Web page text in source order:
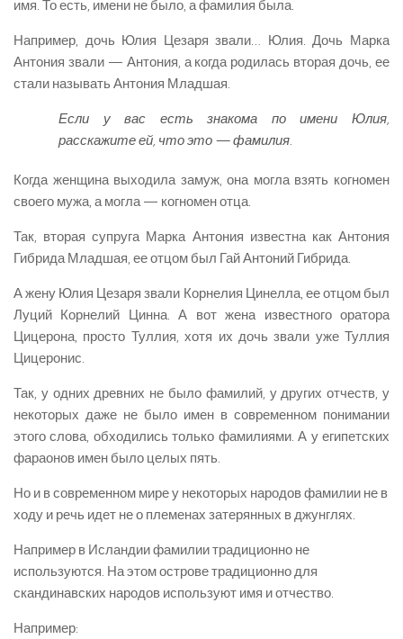
имя. То есть, имени не было, а фамилия была.
Например, дочь Юлия Цезаря звали… Юлия. Дочь Марка
Антония звали — Антония, а когда родилась вторая дочь, ее
стали называть Антония Младшая.
Если у вас есть знакома по имени Юлия,
расскажите ей, что это — фамилия.
Когда женщина выходила замуж, она могла взять когномен
своего мужа, а могла — когномен отца.
Так, вторая супруга Марка Антония известна как Антония
Гибрида Младшая, ее отцом был Гай Антоний Гибрида.
А жену Юлия Цезаря звали Корнелия Цинелла, ее отцом был
Луций Корнелий Цинна. А вот жена известного оратора
Цицерона, просто Туллия, хотя их дочь звали уже Туллия
Цицеронис.
Так, у одних древних не было фамилий, у других отчеств, у
некоторых даже не было имен в современном понимании
этого слова, обходились только фамилиями. А у египетских
фараонов имен было целых пять.
Но и в современном мире у некоторых народов фамилии не в
ходу и речь идет не о племенах затерянных в джунглях.
Например в Исландии фамилии традиционно не
используются. На этом острове традиционно для
скандинавских народов используют имя и отчество.
Например: